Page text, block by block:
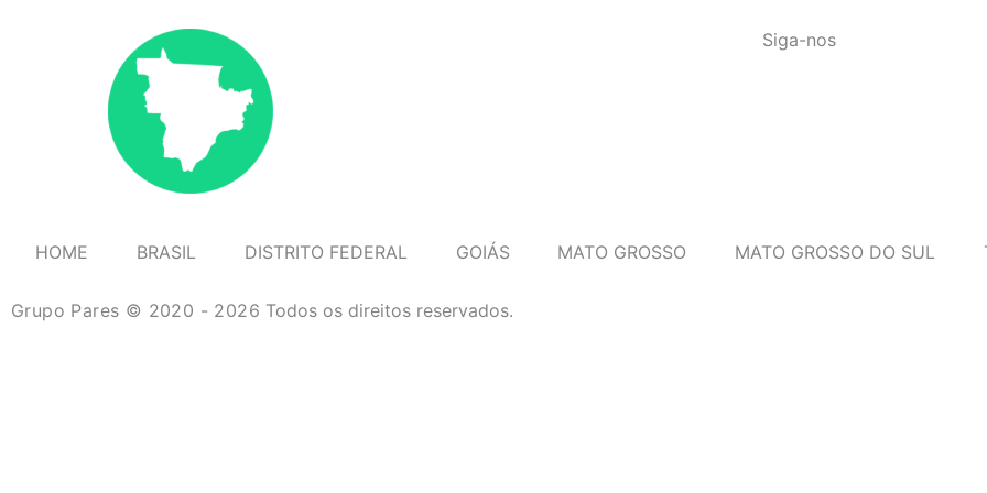
Siga-nos
HOME BRASIL DISTRITO FEDERAL GOIÁS MATO GROSSO MATO GROSSO DO SUL
Grupo Pares © 2020 - 2026 Todos os direitos reservados.